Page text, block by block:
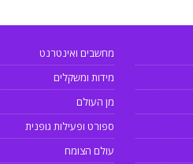
מחשבים ואינטרנט
מידות ומשקלים
מן העולם
ספורט ופעילות גופנית
עולם הצומח